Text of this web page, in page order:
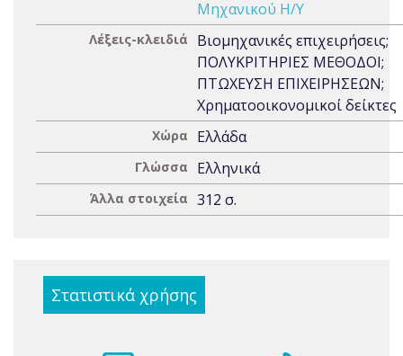
Μηχανικού Η/Υ
Λέξεις-κλειδιά
Βιομηχανικές επιχειρήσεις;
ΠΟΛΥΚΡΙΤΗΡΙΕΣ ΜΕΘΟΔΟΙ;
ΠΤΩΧΕΥΣΗ ΕΠΙΧΕΙΡΗΣΕΩΝ;
Χρηματοοικονομικοί δείκτες
Χώρα Ελλάδα
Γλώσσα Ελληνικά
Άλλα στοιχεία 312 σ.
Στατιστικά χρήσης